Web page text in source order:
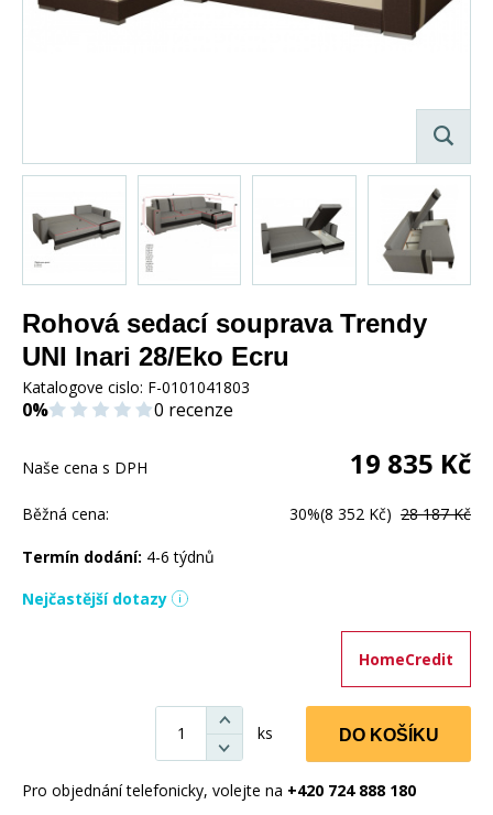
Rohová sedací souprava Trendy
UNI Inari 28/Eko Ecru
Katalogove cislo: F-0101041803
0% 0 recenze
Naše cena s DPH 19 835 Kč
Běžná cena: 30%(8 352 Kč) 28 187 Kč
Termín dodání: 4-6 týdnů
Nejčastější dotazy
HomeCredit
ks DO KOŠÍKU
Pro objednání telefonicky, volejte na +420 724 888 180